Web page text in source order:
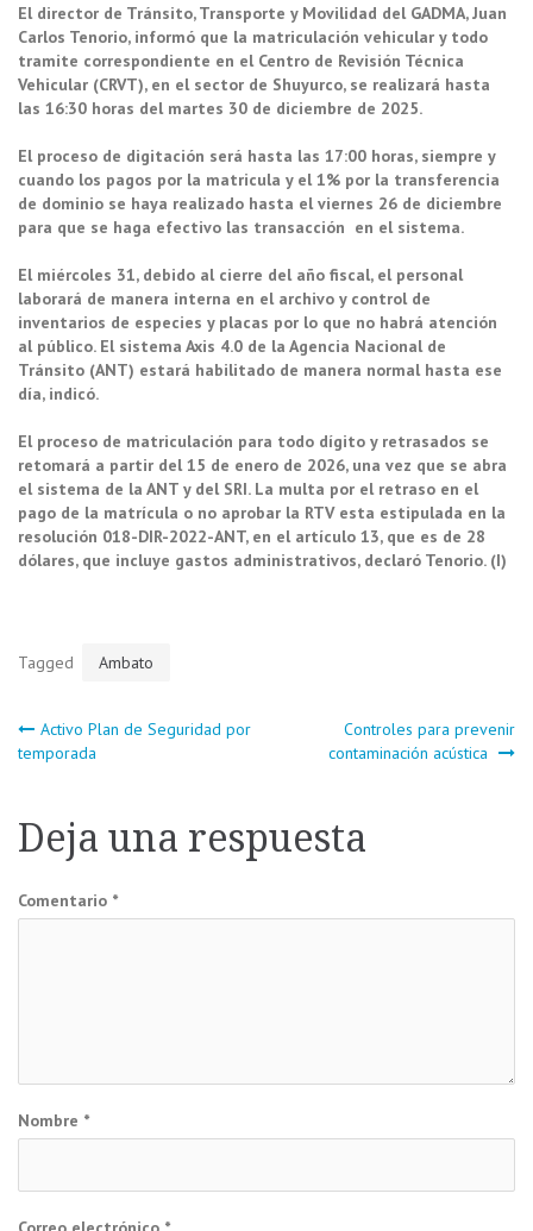
El director de Tránsito, Transporte y Movilidad del GADMA, Juan
Carlos Tenorio, informó que la matriculación vehicular y todo
tramite correspondiente en el Centro de Revisión Técnica
Vehicular (CRVT), en el sector de Shuyurco, se realizará hasta
las 16:30 horas del martes 30 de diciembre de 2025.
El proceso de digitación será hasta las 17:00 horas, siempre y
cuando los pagos por la matricula y el 1% por la transferencia
de dominio se haya realizado hasta el viernes 26 de diciembre
para que se haga efectivo las transacción en el sistema.
El miércoles 31, debido al cierre del año fiscal, el personal
laborará de manera interna en el archivo y control de
inventarios de especies y placas por lo que no habrá atención
al público. El sistema Axis 4.0 de la Agencia Nacional de
Tránsito (ANT) estará habilitado de manera normal hasta ese
día, indicó.
El proceso de matriculación para todo dígito y retrasados se
retomará a partir del 15 de enero de 2026, una vez que se abra
el sistema de la ANT y del SRI. La multa por el retraso en el
pago de la matrícula o no aprobar la RTV esta estipulada en la
resolución 018-DIR-2022-ANT, en el artículo 13, que es de 28
dólares, que incluye gastos administrativos, declaró Tenorio. (I)
Tagged Ambato
Navegación
entradas
Activo Plan de Seguridad por
temporada
Controles para prevenir
contaminación acústica
Deja una respuesta
Comentario *
Nombre *